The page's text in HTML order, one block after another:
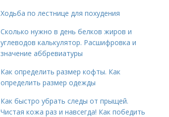
Ходьба по лестнице для похудения
Сколько нужно в день белков жиров и
углеводов калькулятор. Расшифровка и
значение аббревиатуры
Как определить размер кофты. Как
определить размер одежды
Как быстро убрать следы от прыщей.
Чистая кожа раз и навсегда! Как победить